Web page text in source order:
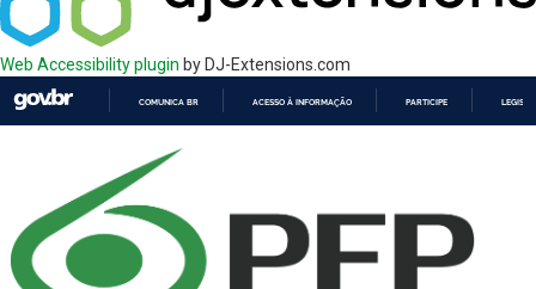
Web Accessibility plugin by DJ-Extensions.com
COMUNICA BR ACESSO À INFORMAÇÃO PARTICIPE